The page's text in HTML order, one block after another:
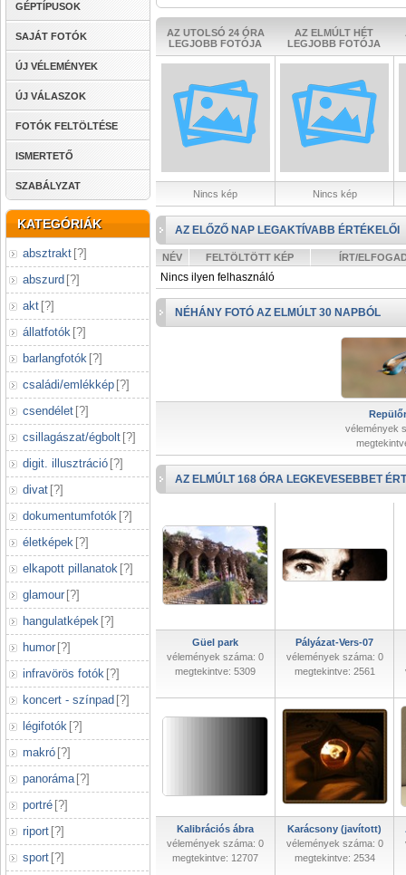
GÉPTÍPUSOK
SAJÁT FOTÓK
ÚJ VÉLEMÉNYEK
ÚJ VÁLASZOK
FOTÓK FELTÖLTÉSE
ISMERTETŐ
SZABÁLYZAT
KATEGÓRIÁK
absztrakt [?]
abszurd [?]
akt [?]
állatfotók [?]
barlangfotók [?]
családi/emlékkép [?]
csendélet [?]
csillagászat/égbolt [?]
digit. illusztráció [?]
divat [?]
dokumentumfotók [?]
életképek [?]
elkapott pillanatok [?]
glamour [?]
hangulatképek [?]
humor [?]
infravörös fotók [?]
koncert - színpad [?]
légifotók [?]
makró [?]
panoráma [?]
portré [?]
riport [?]
sport [?]
AZ UTOLSÓ 24 ÓRA
LEGJOBB FOTÓJA
AZ ELMÚLT HÉT
LEGJOBB FOTÓJA
Nincs kép Nincs kép
AZ ELŐZŐ NAP LEGAKTÍVABB ÉRTÉKELŐI
NÉV FELTÖLTÖTT KÉP ÍRT/
Nincs ilyen felhasználó
NÉHÁNY FOTÓ AZ ELMÚLT 30 NAPBÓL
vélemények
AZ ELMÚLT 168 ÓRA LEGKEVESEBBET
Güel park
vélemények száma: 0
megtekintve: 5309
Pályázat-Vers-07
vélemények száma: 0
megtekintve: 2561
Kalibrációs ábra
vélemények száma: 0
megtekintve: 12707
Karácsony (javított)
vélemények száma: 0
megtekintve: 2534